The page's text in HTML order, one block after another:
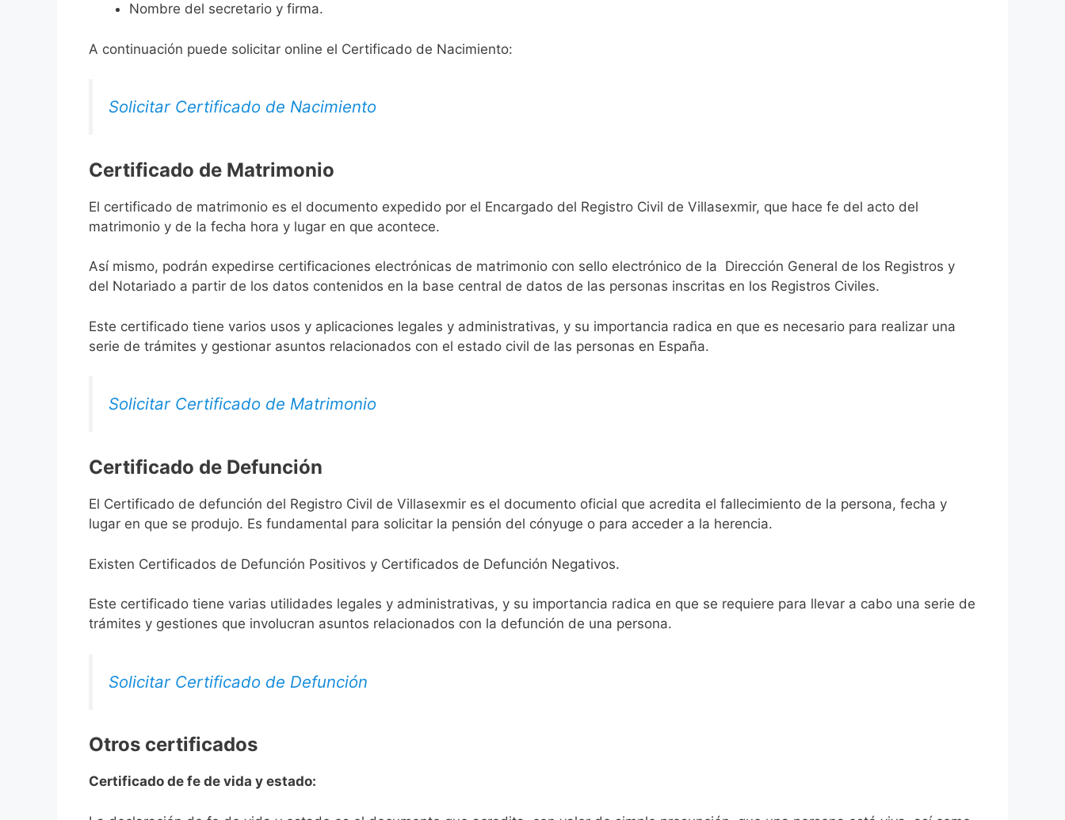
Nombre del secretario y firma.
A continuación puede solicitar online el Certificado de Nacimiento:
Solicitar Certificado de Nacimiento
Certificado de Matrimonio
El certificado de matrimonio es el documento expedido por el Encargado del Registro Civil de Villasexmir, que hace fe del acto del
matrimonio y de la fecha hora y lugar en que acontece.
Así mismo, podrán expedirse certificaciones electrónicas de matrimonio con sello electrónico de la Dirección General de los Registros y
del Notariado a partir de los datos contenidos en la base central de datos de las personas inscritas en los Registros Civiles.
Este certificado tiene varios usos y aplicaciones legales y administrativas, y su importancia radica en que es necesario para realizar una
serie de trámites y gestionar asuntos relacionados con el estado civil de las personas en España.
Solicitar Certificado de Matrimonio
Certificado de Defunción
El Certificado de defunción del Registro Civil de Villasexmir es el documento oficial que acredita el fallecimiento de la persona, fecha y
lugar en que se produjo. Es fundamental para solicitar la pensión del cónyuge o para acceder a la herencia.
Existen Certificados de Defunción Positivos y Certificados de Defunción Negativos.
Este certificado tiene varias utilidades legales y administrativas, y su importancia radica en que se requiere para llevar a cabo una serie de
trámites y gestiones que involucran asuntos relacionados con la defunción de una persona.
Solicitar Certificado de Defunción
Otros certificados
Certificado de fe de vida y estado: